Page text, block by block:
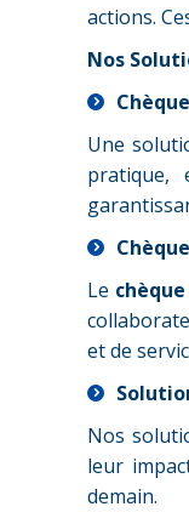
actions.
Nos
Une
pratique,
Le
et de
Nos
leur
demain.